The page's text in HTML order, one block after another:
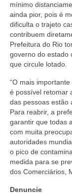
Colônia
FIQUE POR
Notícias
Vídeos
Editais
mínimo
ainda pior, pois é
dificulta o trajeto
contribuem
Prefeitura do Rio
governo do estado
que circule lotado.
“O mais
é possível retomar
das pessoas estão
Para reabrir, a
garantir que todas
com muita
autoridades
o pico de
medida para se
dos Comerciários,
Denuncie